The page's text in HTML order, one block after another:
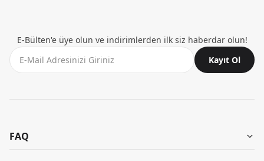
E-Bülten'e üye olun ve indirimlerden ilk siz haberdar olun!
Kayıt Ol
FAQ